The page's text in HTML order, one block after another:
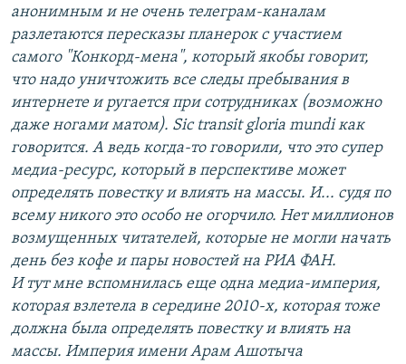
анонимным и не очень телеграм-каналам
разлетаются пересказы планерок с участием
самого "Конкорд-мена", который якобы говорит,
что надо уничтожить все следы пребывания в
интернете и ругается при сотрудниках (возможно
даже ногами матом). Sic transit gloria mundi как
говорится. А ведь когда-то говорили, что это супер
медиа-ресурс, который в перспективе может
определять повестку и влиять на массы. И... судя по
всему никого это особо не огорчило. Нет миллионов
возмущенных читателей, которые не могли начать
день без кофе и пары новостей на РИА ФАН.
И тут мне вспомнилась еще одна медиа-империя,
которая взлетела в середине 2010-х, которая тоже
должна была определять повестку и влиять на
массы. Империя имени Арам Ашотыча